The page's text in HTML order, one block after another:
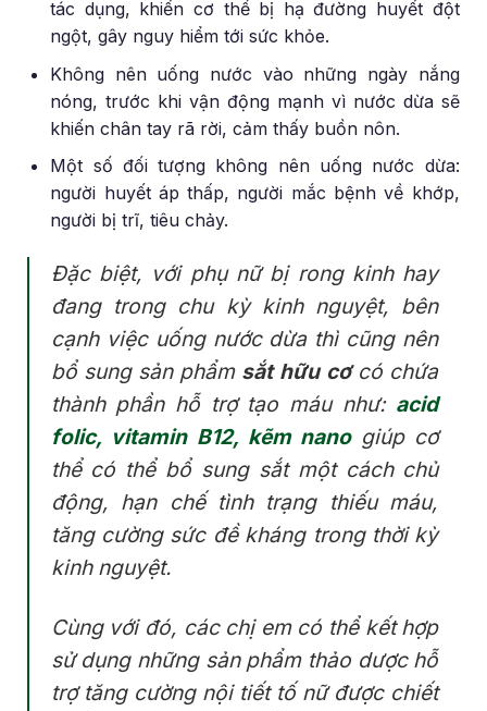
tác dụng, khiến cơ thể bị hạ đường huyết đột
ngột, gây nguy hiểm tới sức khỏe.
Không nên uống nước vào những ngày nắng
nóng, trước khi vận động mạnh vì nước dừa sẽ
khiến chân tay rã rời, cảm thấy buồn nôn.
Một số đối tượng không nên uống nước dừa:
người huyết áp thấp, người mắc bệnh về khớp,
người bị trĩ, tiêu chảy.
Đặc biệt, với phụ nữ bị rong kinh hay
đang trong chu kỳ kinh nguyệt, bên
cạnh việc uống nước dừa thì cũng nên
bổ sung sản phẩmsắt hữu cơcó chứa
thành phần hỗ trợ tạo máu như: acid
folic, vitamin B12, kẽm nanogiúp cơ
thể có thể bổ sung sắt một cách chủ
động, hạn chế tình trạng thiếu máu,
tăng cường sức đề kháng trong thời kỳ
kinh nguyệt.
Cùng với đó, các chị em có thể kết hợp
sử dụng những sản phẩm thảo dược hỗ
trợ tăng cường nội tiết tố nữ được chiết